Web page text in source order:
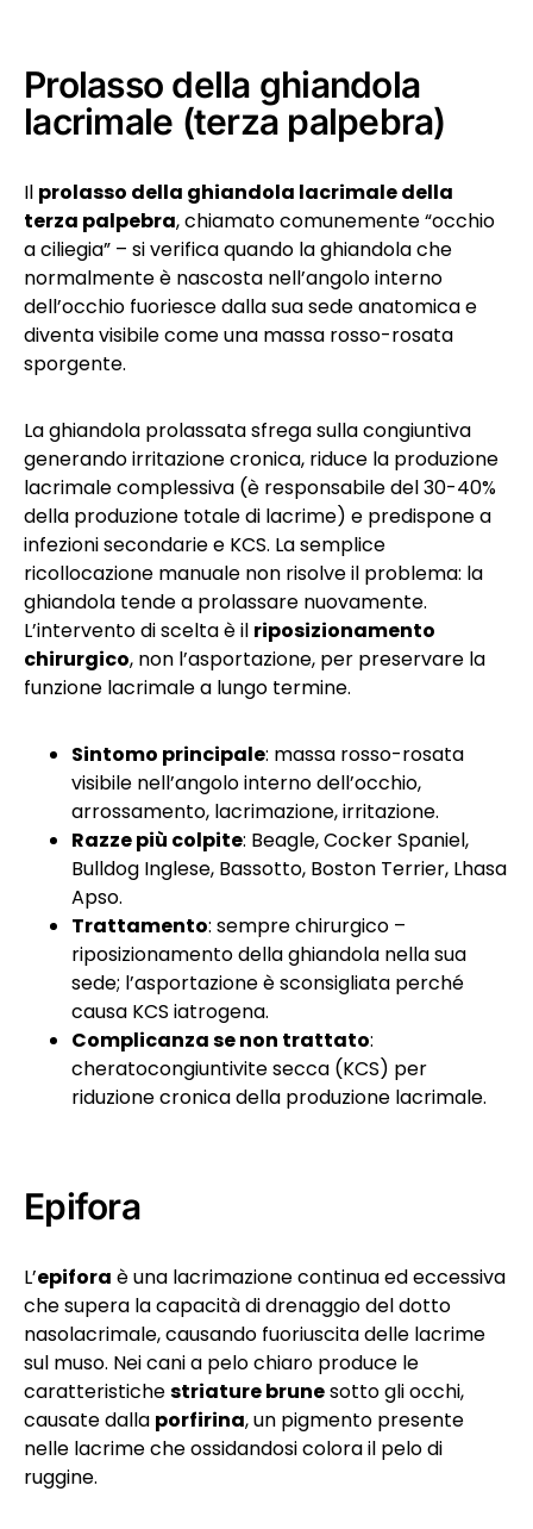
Prolasso della ghiandola
lacrimale (terza palpebra)
Il prolasso della ghiandola lacrimale della
terza palpebra, chiamato comunemente “occhio
a ciliegia” – si verifica quando la ghiandola che
normalmente è nascosta nell’angolo interno
dell’occhio fuoriesce dalla sua sede anatomica e
diventa visibile come una massa rosso-rosata
sporgente.
La ghiandola prolassata sfrega sulla congiuntiva
generando irritazione cronica, riduce la produzione
lacrimale complessiva (è responsabile del 30-40%
della produzione totale di lacrime) e predispone a
infezioni secondarie e KCS. La semplice
ricollocazione manuale non risolve il problema: la
ghiandola tende a prolassare nuovamente.
L’intervento di scelta è il riposizionamento
chirurgico, non l’asportazione, per preservare la
funzione lacrimale a lungo termine.
Sintomo principale: massa rosso-rosata
visibile nell’angolo interno dell’occhio,
arrossamento, lacrimazione, irritazione.
Razze più colpite: Beagle, Cocker Spaniel,
Bulldog Inglese, Bassotto, Boston Terrier, Lhasa
Apso.
Trattamento: sempre chirurgico –
riposizionamento della ghiandola nella sua
sede; l’asportazione è sconsigliata perché
causa KCS iatrogena.
Complicanza se non trattato:
cheratocongiuntivite secca (KCS) per
riduzione cronica della produzione lacrimale.
Epifora
L’epifora è una lacrimazione continua ed eccessiva
che supera la capacità di drenaggio del dotto
nasolacrimale, causando fuoriuscita delle lacrime
sul muso. Nei cani a pelo chiaro produce le
caratteristichestriature brunesotto gli occhi,
causate dalla porfirina, un pigmento presente
nelle lacrime che ossidandosi colora il pelo di
ruggine.